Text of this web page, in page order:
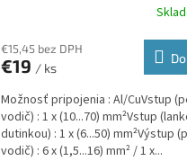
€15,45 bez DPH
€19 / ks
Možnosť pripojenia : Al/CuVstup
vodič) : 1 x (10...70) mm²Vstup
dutinkou) : 1 x (6...50) mm²Výstup
vodič) : 6 x (1,5...16) mm² / 1 x...